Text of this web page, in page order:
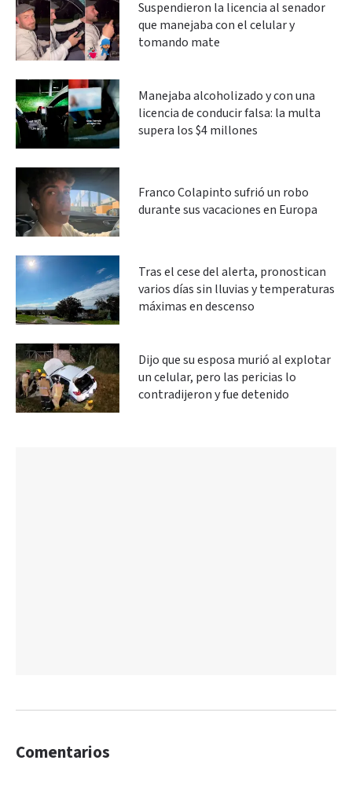
Suspendieron la licencia al senador
que manejaba con el celular y
tomando mate
Manejaba alcoholizado y con una
licencia de conducir falsa: la multa
supera los $4 millones
Franco Colapinto sufrió un robo
durante sus vacaciones en Europa
Tras el cese del alerta, pronostican
varios días sin lluvias y temperaturas
máximas en descenso
Dijo que su esposa murió al explotar
un celular, pero las pericias lo
contradijeron y fue detenido
Comentarios